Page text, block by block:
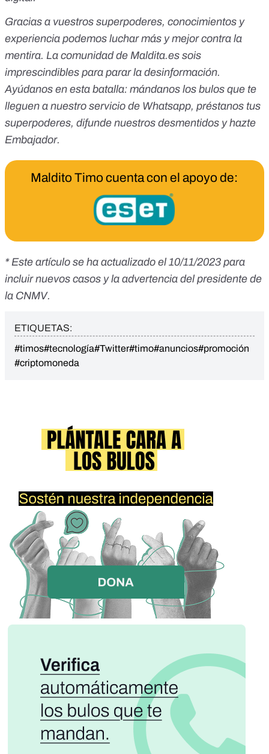
Gracias a vuestros superpoderes, conocimientos y
experiencia podemos luchar más y mejor contra la
mentira. La comunidad de Maldita.es sois
imprescindibles para parar la desinformación.
Ayúdanos en esta batalla: mándanos los bulos que te
lleguen a nuestro servicio de Whatsapp, préstanos tus
superpoderes, difunde nuestros desmentidos yhazte
Embajador.
Maldito Timo cuenta con el apoyo de:
* Este artículo se ha actualizado el 10/11/2023 para
incluir nuevos casos y la advertencia del presidente de
la CNMV.
ETIQUETAS:
#timos#tecnología#Twitter#timo#anuncios#promoción
#criptomoneda